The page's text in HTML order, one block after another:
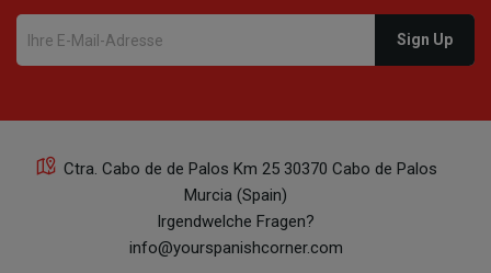
Ctra. Cabo de de Palos Km 25 30370 Cabo de Palos
Murcia (Spain)
Irgendwelche Fragen?
info@yourspanishcorner.com